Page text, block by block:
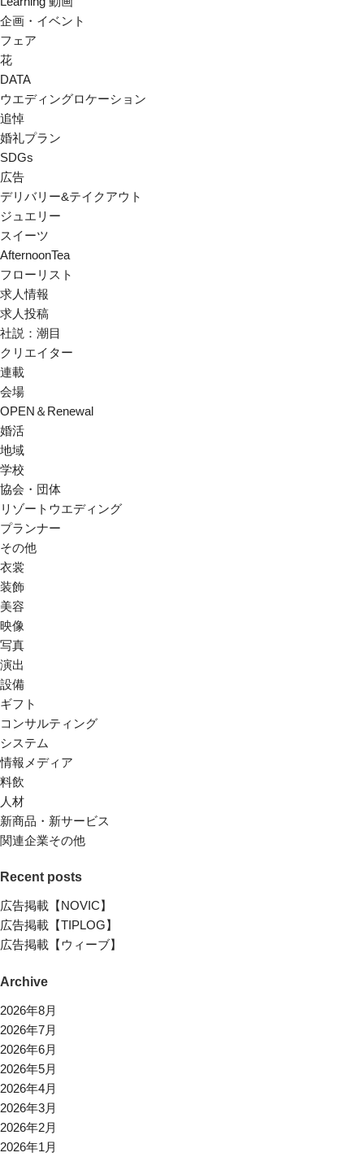
企画・イベント
フェア
花
DATA
ウエディングロケーション
追悼
婚礼プラン
SDGs
広告
デリバリー&テイクアウト
ジュエリー
スイーツ
AfternoonTea
フローリスト
求人情報
求人投稿
社説：潮目
クリエイター
連載
会場
OPEN＆Renewal
婚活
地域
学校
協会・団体
リゾートウエディング
プランナー
その他
衣裳
装飾
美容
映像
写真
演出
設備
ギフト
コンサルティング
システム
情報メディア
料飲
人材
新商品・新サービス
関連企業その他
Recent posts
広告掲載【NOVIC】
広告掲載【TIPLOG】
広告掲載【ウィーブ】
Archive
2026年8月
2026年7月
2026年6月
2026年5月
2026年4月
2026年3月
2026年2月
2026年1月